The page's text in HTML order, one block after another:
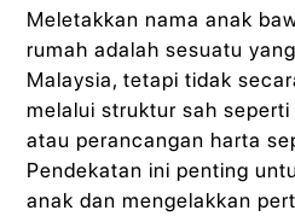
Meletakkan nama anak
rumah adalah sesuatu
Malaysia, tetapi tidak
melalui struktur sah
atau perancangan harta
Pendekatan ini penting
anak dan mengelakkan